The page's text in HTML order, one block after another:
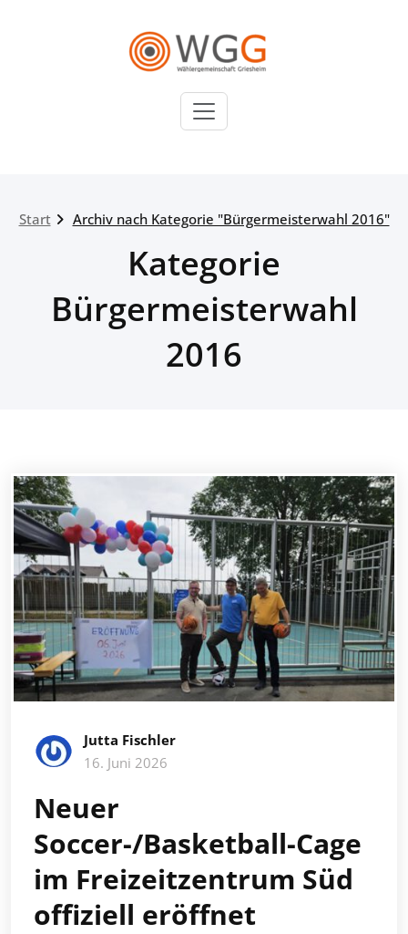
Start Archiv nach Kategorie "Bürgermeisterwahl 2016"
Kategorie
Bürgermeisterwahl
2016
Jutta Fischler
16. Juni 2026
Neuer
Soccer-/Basketball-Cage
im Freizeitzentrum Süd
offiziell eröffnet